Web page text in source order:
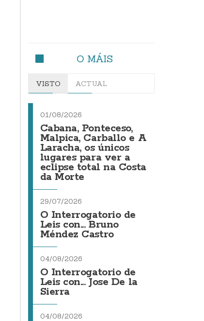
O MÁIS
VISTO ACTUAL
01/08/2026
Cabana, Ponteceso,
Malpica, Carballo e A
Laracha, os únicos
lugares para ver a
eclipse total na Costa
da Morte
29/07/2026
O Interrogatorio de
Leis con... Bruno
Méndez Castro
04/08/2026
O Interrogatorio de
Leis con... Jose De la
Sierra
04/08/2026